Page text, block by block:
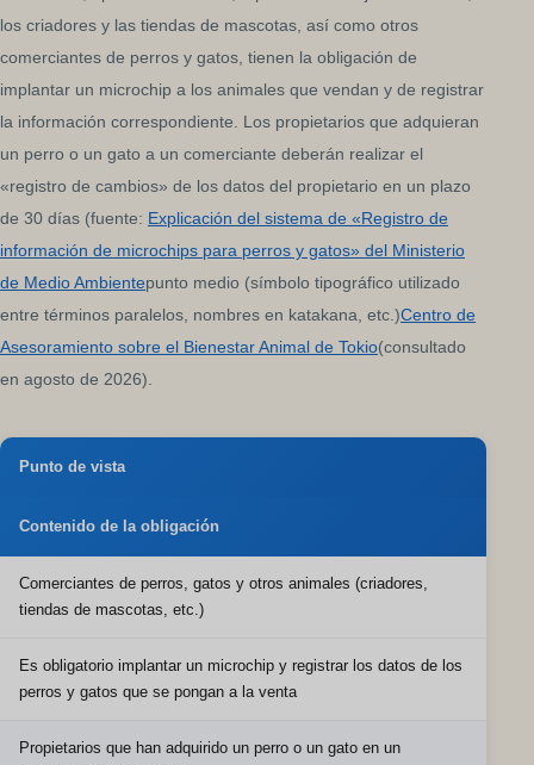
los criadores y las tiendas de mascotas, así como otros
comerciantes de perros y gatos, tienen la obligación de
implantar un microchip a los animales que vendan y de registrar
la información correspondiente. Los propietarios que adquieran
un perro o un gato a un comerciante deberán realizar el
«registro de cambios» de los datos del propietario en un plazo
de 30 días (fuente: Explicación del sistema de «Registro de
información de microchips para perros y gatos» del Ministerio
de Medio Ambientepunto medio (símbolo tipográfico utilizado
entre términos paralelos, nombres en katakana, etc.)Centro de
Asesoramiento sobre el Bienestar Animal de Tokio(consultado
en agosto de 2026).
Punto de vista
Contenido de la obligación
Comerciantes de perros, gatos y otros animales (criadores,
tiendas de mascotas, etc.)
Es obligatorio implantar un microchip y registrar los datos de los
perros y gatos que se pongan a la venta
Propietarios que han adquirido un perro o un gato en un